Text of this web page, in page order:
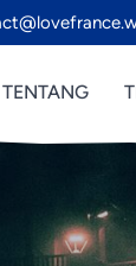
TENTANG